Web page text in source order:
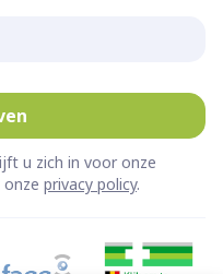
u zich in voor onze
privacy policy.